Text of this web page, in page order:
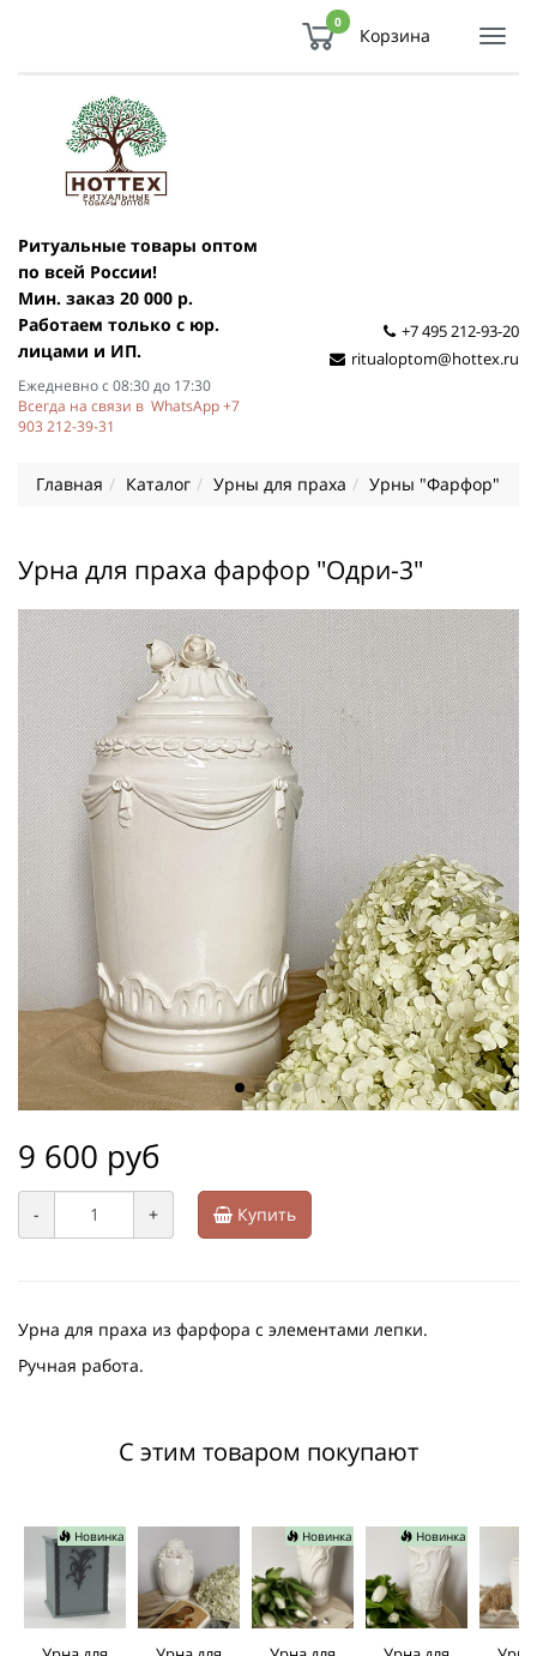
0
Корзина
Ритуальные товары оптом
по всей России!
Мин. заказ 20 000 р.
Работаем только с юр.
лицами и ИП.
Ежедневно с 08:30 до 17:30
Всегда на связи в WhatsApp +7
903 212-39-31
+7 495 212-93-20
ritualoptom@hottex.ru
Главная Каталог Урны для праха Урны "Фарфор"
Урна для праха фарфор "Одри-3"
9 600 руб
- + Купить
Урна для праха из фарфора с элементами лепки.
Ручная работа.
С этим товаром покупают
Новинка Новинка Новинка